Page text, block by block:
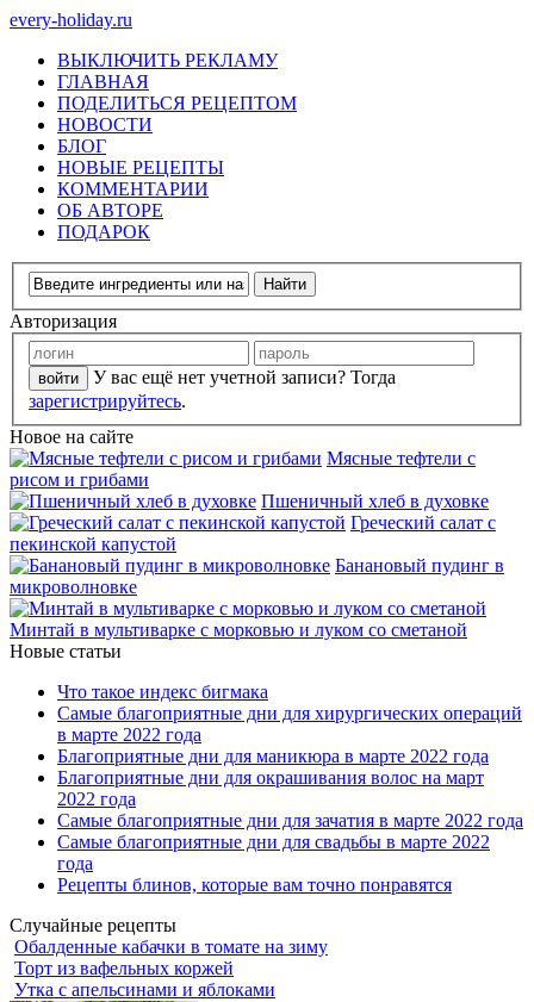
every-holiday.ru
ВЫКЛЮЧИТЬ РЕКЛАМУ
ГЛАВНАЯ
ПОДЕЛИТЬСЯ РЕЦЕПТОМ
НОВОСТИ
БЛОГ
НОВЫЕ РЕЦЕПТЫ
КОММЕНТАРИИ
ОБ АВТОРЕ
ПОДАРОК
Авторизация
У вас ещё нет учетной записи? Тогда
зарегистрируйтесь.
Новое на сайте
Мясные тефтели с
рисом и грибами
Пшеничный хлеб в духовке
Греческий салат с
пекинской капустой
Банановый пудинг в
микроволновке
Минтай в мультиварке с морковью и луком со сметаной
Новые статьи
Что такое индекс бигмака
Самые благоприятные дни для хирургических операций
в марте 2022 года
Благоприятные дни для маникюра в марте 2022 года
Благоприятные дни для окрашивания волос на март
2022 года
Самые благоприятные дни для зачатия в марте 2022 года
Самые благоприятные дни для свадьбы в марте 2022
года
Рецепты блинов, которые вам точно понравятся
Случайные рецепты
Обалденные кабачки в томате на зиму
Торт из вафельных коржей
Утка с апельсинами и яблоками